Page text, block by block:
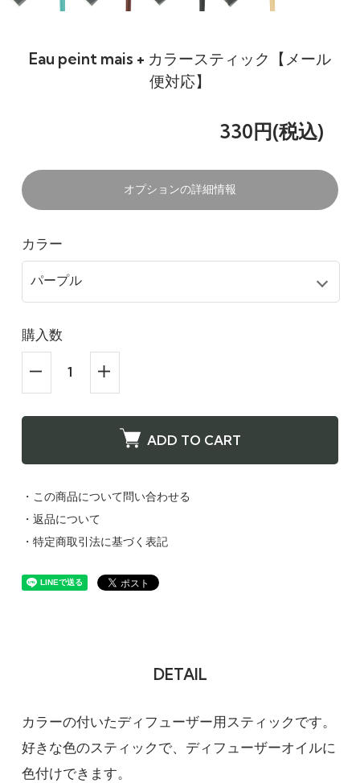
Eau peint mais + カラースティック【メール
便対応】
330円(税込)
オプションの詳細情報
カラー
購入数
ADD TO CART
・この商品について問い合わせる
・返品について
・特定商取引法に基づく表記
DETAIL
カラーの付いたディフューザー用スティックです。
好きな色のスティックで、ディフューザーオイルに
色付けできます。